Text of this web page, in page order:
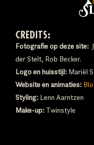
CREDITS:
Fotografie op deze site:
der Stelt, Rob Becker.
Logo en huisstijl: Mariël
Website en animaties:
Styling: Lenn Aarntzen
Make-up: Twinstyle